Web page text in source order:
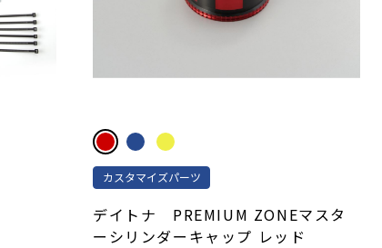
カスタマイズパーツ
デイトナ PREMIUM ZONEマスタ
ーシリンダーキャップ レッド